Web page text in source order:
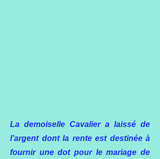
La demoiselle Cavalier a laissé de
l’argent dont la rente est destinée à
fournir une dot pour le mariage de